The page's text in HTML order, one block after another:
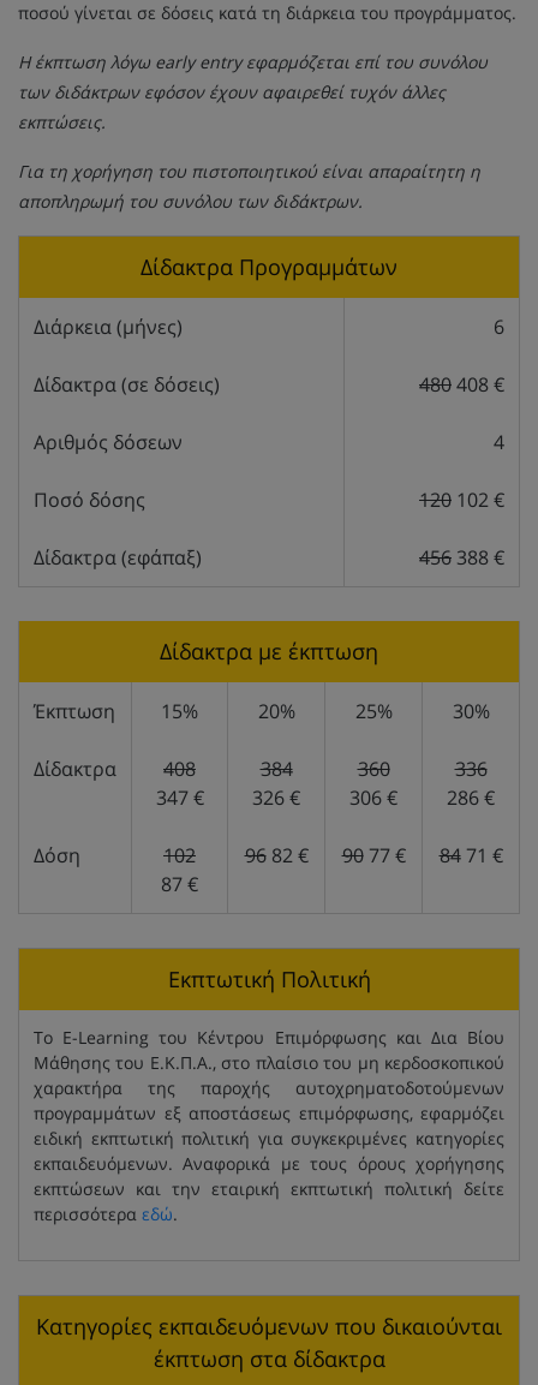
ποσού γίνεται σε δόσεις κατά τη διάρκεια του προγράμματος.
Η έκπτωση λόγω early entry εφαρμόζεται επί του συνόλου
των διδάκτρων εφόσον έχουν αφαιρεθεί τυχόν άλλες
εκπτώσεις.
Για τη χορήγηση του πιστοποιητικού είναι απαραίτητη η
αποπληρωμή του συνόλου των διδάκτρων.
Δίδακτρα Προγραμμάτων
Διάρκεια (μήνες) 6
Δίδακτρα (σε δόσεις) 480408 €
Αριθμός δόσεων 4
Ποσό δόσης 120 102 €
Δίδακτρα (εφάπαξ) 456 388 €
Δίδακτρα με έκπτωση
Έκπτωση 15% 20% 25% 30%
Δίδακτρα
408
347 €
384
326 €
360
306 €
336
286 €
Δόση
102
87 €
96 82 € 90 77 € 84 71 €
Εκπτωτική Πολιτική
Το E-Learning του Κέντρου Επιμόρφωσης και Δια Βίου
Μάθησης του Ε.Κ.Π.Α., στο πλαίσιο του μη κερδοσκοπικού
χαρακτήρα της παροχής αυτοχρηματοδοτούμενων
προγραμμάτων εξ αποστάσεως επιμόρφωσης, εφαρμόζει
ειδική εκπτωτική πολιτική για συγκεκριμένες κατηγορίες
εκπαιδευόμενων. Αναφορικά με τους όρους χορήγησης
εκπτώσεων και την εταιρική εκπτωτική πολιτική δείτε
περισσότερα εδώ.
Κατηγορίες εκπαιδευόμενων που δικαιούνται
έκπτωση στα δίδακτρα